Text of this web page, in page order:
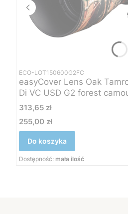
ECO-LOT150600G2FC
easyCover Lens Oak
Di VC USD G2 forest
Cena
313,65 zł
Cena
255,00 zł
Do koszyka
Dostępność: mała ilość